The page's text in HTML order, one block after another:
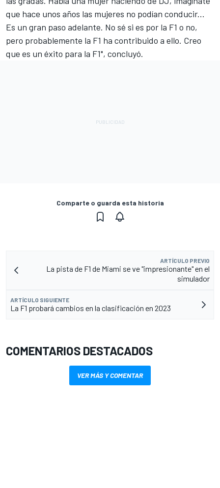
que hace unos años las mujeres no podían conducir...
Es un gran paso adelante. No sé si es por la F1 o no,
pero probablemente la F1 ha contribuido a ello. Creo
que es un éxito para la F1", concluyó.
Comparte o guarda esta historia
ARTÍCULO PREVIO
La pista de F1 de Miami se ve "impresionante" en el
simulador
ARTÍCULO SIGUIENTE
La F1 probará cambios en la clasificación en 2023
COMENTARIOS DESTACADOS
VER MÁS Y COMENTAR